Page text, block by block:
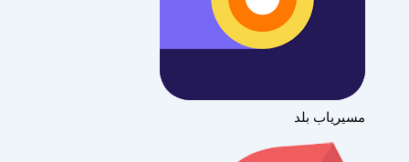
مسیریاب بلد